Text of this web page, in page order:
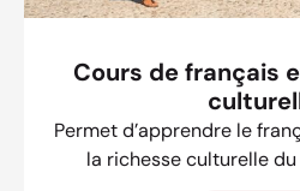
Cours de français
Permet d’apprendre le
la richesse culturelle